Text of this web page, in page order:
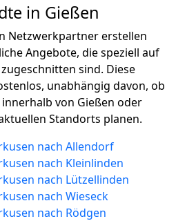
in Gießen
Netzwerkpartner erstellen
Angebote, die speziell auf
sind. Diese
unabhängig davon, ob
von Gießen oder
Standorts planen.
nach Allendorf
nach Kleinlinden
nach Lützellinden
nach Wieseck
nach Rödgen